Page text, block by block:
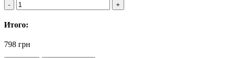
Итого:
798 грн